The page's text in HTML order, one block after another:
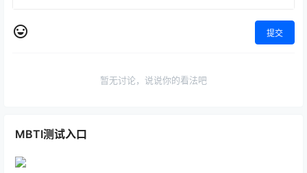
提交
暂无讨论，说说你的看法吧
MBTI测试入口